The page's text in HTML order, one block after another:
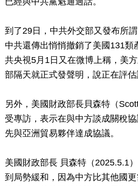
到了29日，中共外交部又發布所
中共還傳出悄悄撤銷了美國131類
共央視5月1日又在微博上稱，美
部隔天就正式發聲明，說正在評估
另外，美國財政部長貝森特（
受專訪，表示在與中方談成關稅
先與亞洲貿易夥伴達成協議。
美國財政部長 貝森特（2025.5.1
到局勢緩和，因為中方比其他國